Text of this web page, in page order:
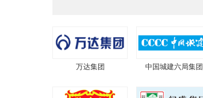
万达集团 中国城建六局集团